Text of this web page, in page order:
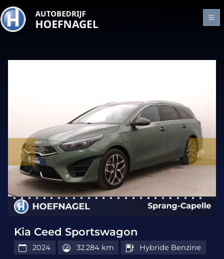
Kia Ceed Sportswagon
2024 32.284 km Hybride Benzine